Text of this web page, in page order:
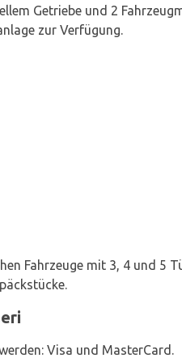
Getriebe und 2
zur Verfügung.
Fahrzeuge mit 3, 4 und 5
Visa und MasterCard.